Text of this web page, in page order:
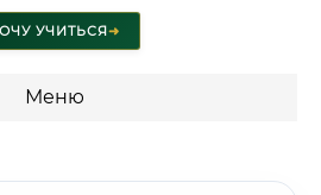
УЧИТЬСЯ➜
Меню